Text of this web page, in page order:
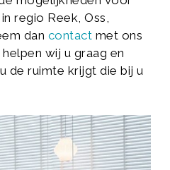
regio Reek, Oss,
dan contact met ons
wij u graag en
de ruimte krijgt die bij u